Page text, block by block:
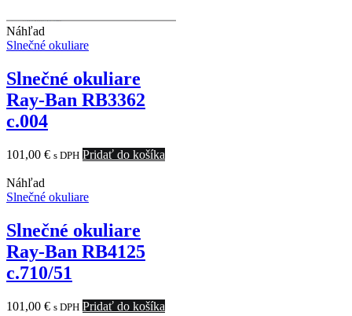
Náhľad
Slnečné okuliare
Slnečné okuliare
Ray-Ban RB3362
c.004
101,00 € s DPH Pridať do košíka
Náhľad
Slnečné okuliare
Slnečné okuliare
Ray-Ban RB4125
c.710/51
101,00 € s DPH Pridať do košíka